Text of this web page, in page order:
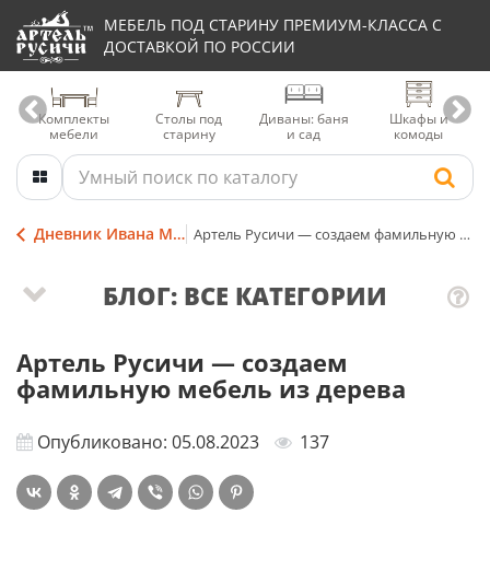
МЕБЕЛЬ ПОД СТАРИНУ ПРЕМИУМ-КЛАССА С
ДОСТАВКОЙ ПО РОССИИ
Комплекты
мебели
Столы под
старину
Диваны: баня
и сад
Шкафы и
комоды
Дневник Ивана Мордовина Артель Русичи — создаем фамильную мебель из дерева
Артель Русичи — создаем
фамильную мебель из дерева
Опубликовано: 05.08.2023 137
БЛОГ: ВСЕ КАТЕГОРИИ